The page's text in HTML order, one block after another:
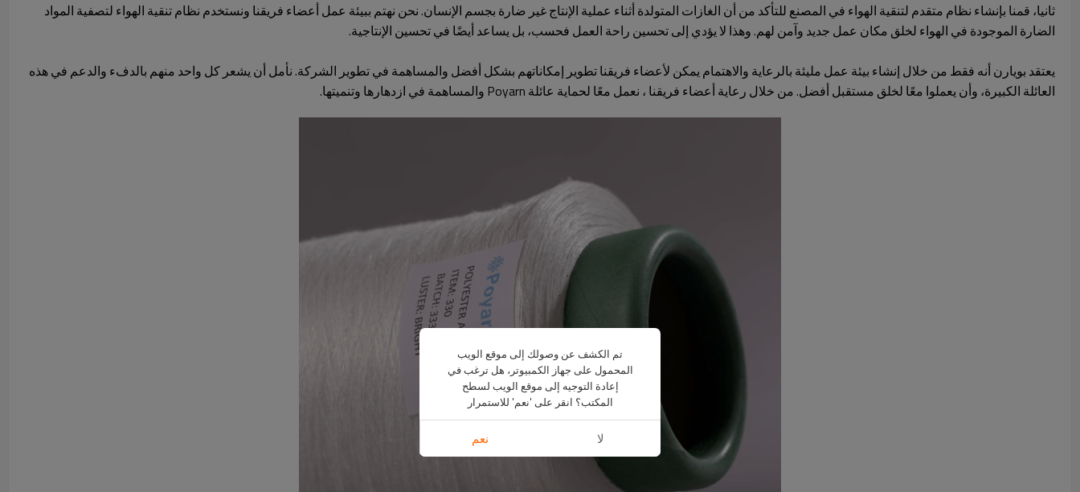
ثانيا، قمنا بإنشاء نظام متقدم لتنقية الهواء في المصنع للتأكد من أن الغازات المتولدة أثناء عملية الإنتاج غير ضارة بجسم الإنسان. نحن نهتم ببيئة عمل أعضاء فريقنا ونستخدم نظام تنقية الهواء لتصفية المواد
الضارة الموجودة في الهواء لخلق مكان عمل جديد وآمن لهم. وهذا لا يؤدي إلى تحسين راحة العمل فحسب، بل يساعد أيضًا في تحسين الإنتاجية.
يعتقد بويارن أنه فقط من خلال إنشاء بيئة عمل مليئة بالرعاية والاهتمام يمكن لأعضاء فريقناتطوير إمكاناتهم بشكل أفضل والمساهمة في تطوير الشركة. نأمل أن يشعر كل واحد منهم بالدفء والدعم في هذه
العائلة الكبيرة، وأن يعملوا معًا لخلق مستقبل أفضل. من خلال رعايةأعضاء فريقنا ، نعمل معًا لحماية عائلة Poyarn والمساهمة في ازدهارها وتنميتها.
تم الكشف عن وصولك إلى موقع الويب
المحمول على جهاز الكمبيوتر، هل ترغب في
إعادة التوجيه إلى موقع الويب لسطح
المكتب؟ انقر على 'نعم' للاستمرار
لا نعم